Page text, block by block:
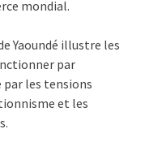
mondial.
Yaoundé illustre les
par
par les tensions
et les